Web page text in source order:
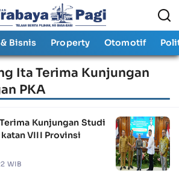
Bisnis Property Otomotif
Ita Terima Kunjungan
PKA
Kunjungan Studi
VIII Provinsi
WIB